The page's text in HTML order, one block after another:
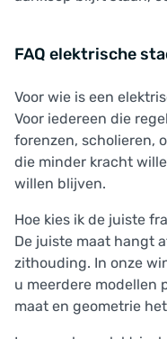
FAQ elektrische
Voor wie is een
Voor iedereen die
forenzen, scholieren,
die minder kracht
willen blijven.
Hoe kies ik de juiste
De juiste maat hangt
zithouding. In onze
u meerdere modellen
maat en geometrie